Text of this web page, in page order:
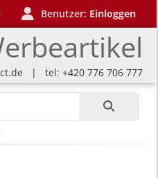
Benutzer: Einloggen
| tel: +420 776 706 777